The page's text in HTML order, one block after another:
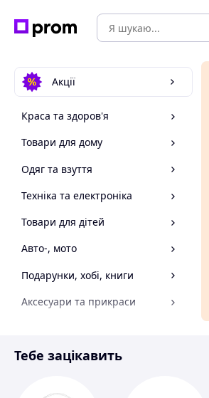
Акції
Краса та здоров'я
Товари для дому
Одяг та взуття
Техніка та електроніка
Товари для дітей
Авто-, мото
Подарунки, хобі, книги
Аксесуари та прикраси
Спорт і відпочинок
Тебе зацікавить